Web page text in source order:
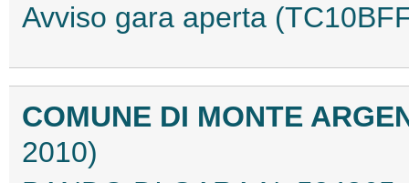
Avviso gara aperta
COMUNE DI MONTE
2010)